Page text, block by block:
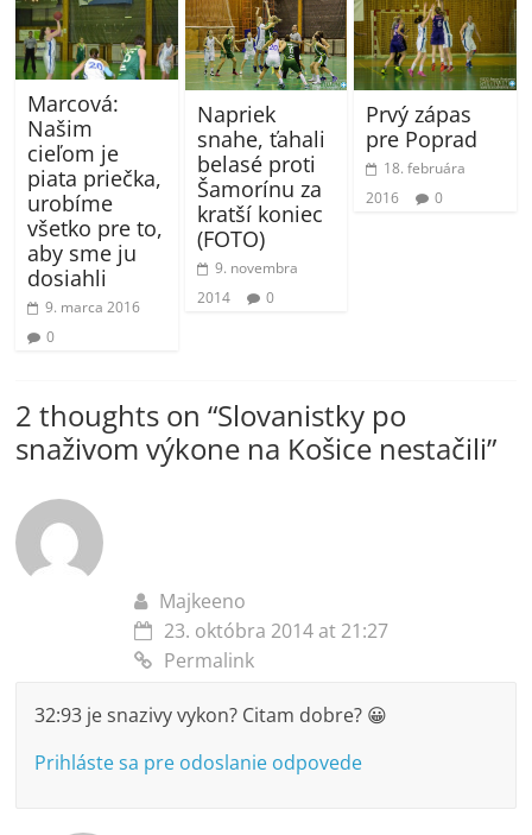
Marcová:
Našim
cieľom je
piata priečka,
urobíme
všetko pre to,
aby sme ju
dosiahli
9. marca 2016
0
Napriek
snahe, ťahali
belasé proti
Šamorínu za
kratší koniec
(FOTO)
9. novembra
2014
0
Prvý zápas
pre Poprad
18. februára
2016
0
2 thoughts on “Slovanistky po
snaživom výkone na Košice nestačili”
Majkeeno
23. októbra 2014 at 21:27
Permalink
32:93 je snazivy vykon? Citam dobre? 😀
Prihláste sa pre odoslanie odpovede